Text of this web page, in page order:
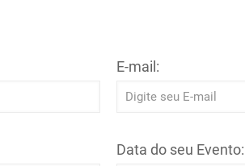
E-mail:
Data do seu Evento: